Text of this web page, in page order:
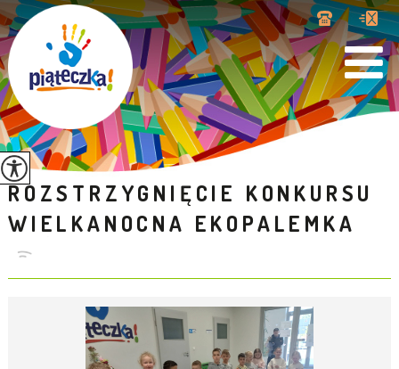
ROZSTRZYGNIĘCIE KONKURSU
WIELKANOCNA EKOPALEMKA